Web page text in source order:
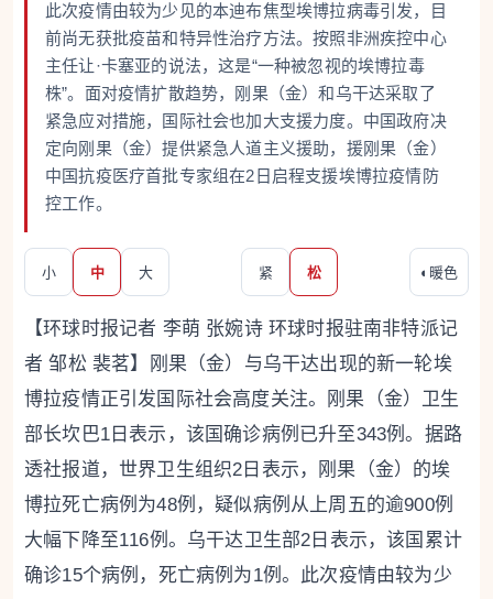
此次疫情由较为少见的本迪布焦型埃博拉病毒引发，目
前尚无获批疫苗和特异性治疗方法。按照非洲疾控中心
主任让·卡塞亚的说法，这是“一种被忽视的埃博拉毒
株”。面对疫情扩散趋势，刚果（金）和乌干达采取了
紧急应对措施，国际社会也加大支援力度。中国政府决
定向刚果（金）提供紧急人道主义援助，援刚果（金）
中国抗疫医疗首批专家组在2日启程支援埃博拉疫情防
控工作。
小 中 大 紧 松 ◐ 暖色
【环球时报记者 李萌 张婉诗 环球时报驻南非特派记
者 邹松 裴茗】刚果（金）与乌干达出现的新一轮埃
博拉疫情正引发国际社会高度关注。刚果（金）卫生
部长坎巴1日表示，该国确诊病例已升至343例。据路
透社报道，世界卫生组织2日表示，刚果（金）的埃
博拉死亡病例为48例，疑似病例从上周五的逾900例
大幅下降至116例。乌干达卫生部2日表示，该国累计
确诊15个病例，死亡病例为1例。此次疫情由较为少